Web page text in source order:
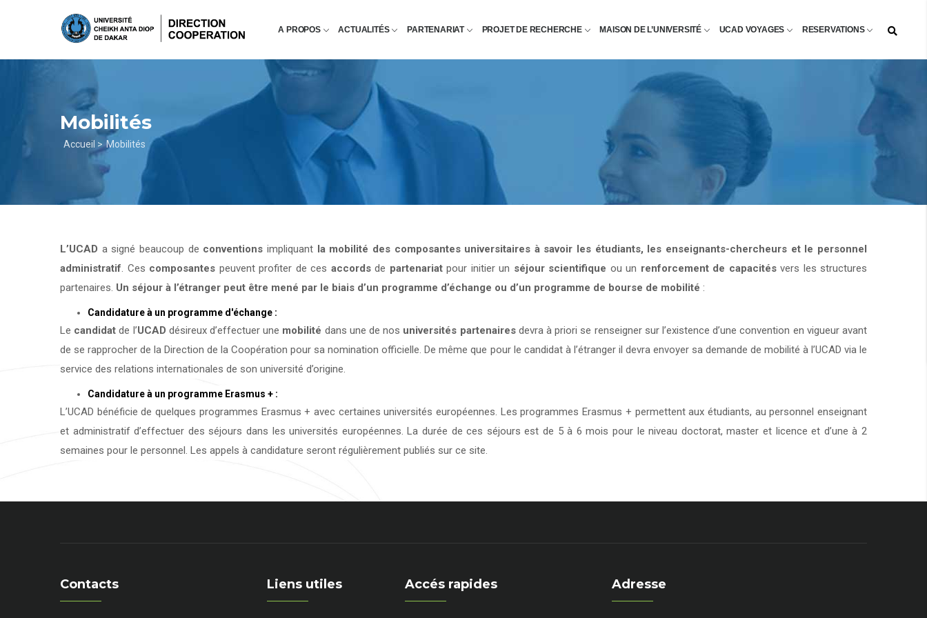
principal
A PROPOS ACTUALITÉS PARTENARIAT PROJET DE RECHERCHE MAISON DE L’UNIVERSITÉ UCAD VOYAGES RESERVATIONS
Mobilités
Fil
d'Ariane
Accueil > Mobilités
L’UCAD a signé beaucoup de conventions impliquant la mobilité des composantes universitaires à savoir les étudiants, les enseignants-chercheurs et le personnel
administratif. Ces composantes peuvent profiter de ces accordsde partenariatpour initier un séjour scientifique ou un renforcement de capacitésvers les structures
partenaires. Un séjour à l’étranger peut être mené par le biais d’un programme d’échange ou d’un programme de bourse de mobilité :
Candidature à un programme d'échange :
Le candidat de l’UCAD désireux d’effectuer une mobilité dans une de nos universités partenairesdevra à priori se renseigner sur l’existence d’une convention en vigueur avant
de se rapprocher de la Direction de la Coopération pour sa nomination officielle. De même que pour le candidat à l’étranger il devra envoyer sa demande de mobilité à l’UCAD via le
service des relations internationales de son université d’origine.
Candidature à un programme Erasmus + :
L’UCAD bénéficie de quelques programmes Erasmus + avec certaines universités européennes. Les programmes Erasmus + permettent aux étudiants, au personnel enseignant
et administratif d’effectuer des séjours dans les universités européennes. La durée de ces séjours est de 5 à 6 mois pour le niveau doctorat, master et licence et d’une à 2
semaines pour le personnel. Les appels à candidature seront régulièrement publiés sur ce site.
Contacts Liens utiles Accés rapides Adresse